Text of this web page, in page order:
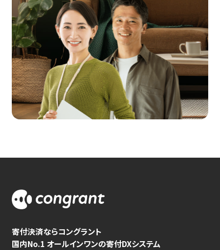
寄付決済ならコングラント
国内No.1 オールインワンの寄付DXシステム